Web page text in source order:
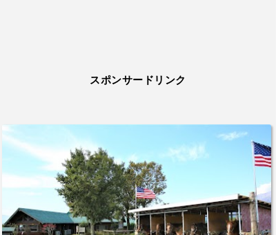
スポンサードリンク